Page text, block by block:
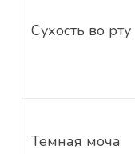
Сухость во рту
Темная моча